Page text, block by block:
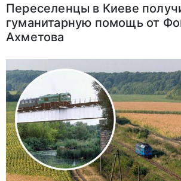
Переселенцы в Киеве
гуманитарную помощь от
Ахметова